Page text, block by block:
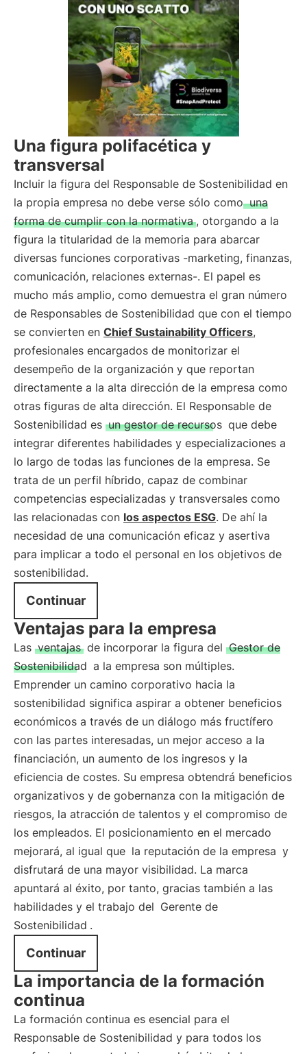
Una figura polifacética y
transversal
Incluir la figura del Responsable de Sostenibilidad en
la propia empresa no debe verse sólo como una
forma de cumplir con la normativa , otorgando a la
figura la titularidad de la memoria para abarcar
diversas funciones corporativas -marketing, finanzas,
comunicación, relaciones externas-. El papel es
mucho más amplio, como demuestra el gran número
de Responsables de Sostenibilidad que con el tiempo
se convierten en Chief Sustainability Officers,
profesionales encargados de monitorizar el
desempeño de la organización y que reportan
directamente a la alta dirección de la empresa como
otras figuras de alta dirección. El Responsable de
Sostenibilidad es un gestor de recursos que debe
integrar diferentes habilidades y especializaciones a
lo largo de todas las funciones de la empresa. Se
trata de un perfil híbrido, capaz de combinar
competencias especializadas y transversales como
las relacionadas con los aspectos ESG. De ahí la
necesidad de una comunicación eficaz y asertiva
para implicar a todo el personal en los objetivos de
sostenibilidad.
Continuar
Ventajas para la empresa
Las ventajas de incorporar la figura del Gestor de
Sostenibilidad a la empresa son múltiples.
Emprender un camino corporativo hacia la
sostenibilidad significa aspirar a obtener beneficios
económicos a través de un diálogo más fructífero
con las partes interesadas, un mejor acceso a la
financiación, un aumento de los ingresos y la
eficiencia de costes. Su empresa obtendrá beneficios
organizativos y de gobernanza con la mitigación de
riesgos, la atracción de talentos y el compromiso de
los empleados. El posicionamiento en el mercado
mejorará, al igual que la reputación de la empresa y
disfrutará de una mayor visibilidad. La marca
apuntará al éxito, por tanto, gracias también a las
habilidades y el trabajo del Gerente de
Sostenibilidad .
Continuar
La importancia de la formación
continua
La formación continua es esencial para el
Responsable de Sostenibilidad y para todos los